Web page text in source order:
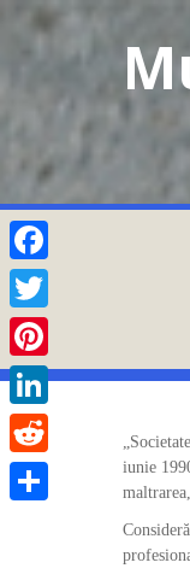
iunie
Facebook
Twitter
Pinterest
LinkedIn
Reddit